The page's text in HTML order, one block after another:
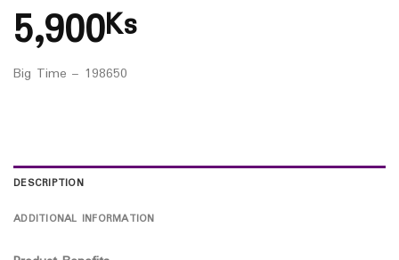
5,900Ks
Big Time – 198650
DESCRIPTION
ADDITIONAL INFORMATION